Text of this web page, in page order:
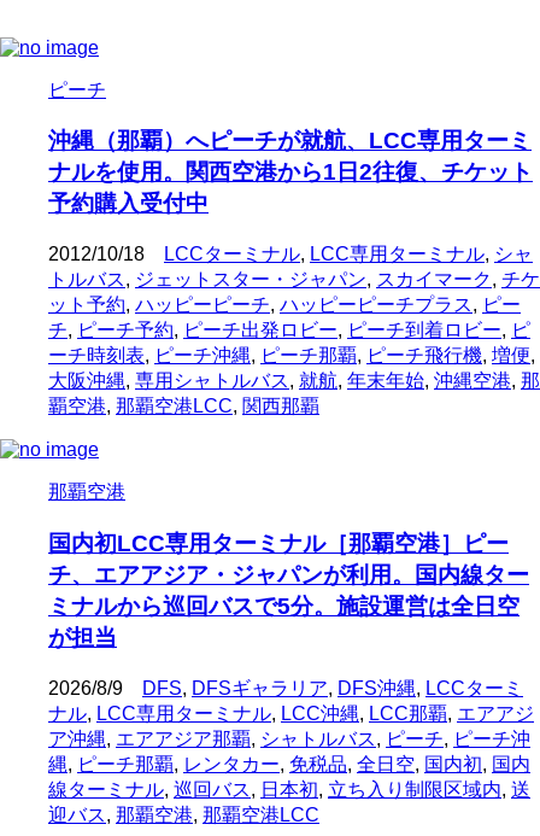
ピーチ
沖縄（那覇）へピーチが就航、LCC専用ターミ
ナルを使用。関西空港から1日2往復、チケット
予約購入受付中
2012/10/18 LCCターミナル, LCC専用ターミナル, シャ
トルバス, ジェットスター・ジャパン, スカイマーク, チケ
ット予約, ハッピーピーチ, ハッピーピーチプラス, ピー
チ, ピーチ予約, ピーチ出発ロビー, ピーチ到着ロビー, ピ
ーチ時刻表, ピーチ沖縄, ピーチ那覇, ピーチ飛行機, 増便,
大阪沖縄, 専用シャトルバス, 就航, 年末年始, 沖縄空港, 那
覇空港, 那覇空港LCC, 関西那覇
那覇空港
国内初LCC専用ターミナル［那覇空港］ピー
チ、エアアジア・ジャパンが利用。国内線ター
ミナルから巡回バスで5分。施設運営は全日空
が担当
2026/8/9 DFS, DFSギャラリア, DFS沖縄, LCCターミ
ナル, LCC専用ターミナル, LCC沖縄, LCC那覇, エアアジ
ア沖縄, エアアジア那覇, シャトルバス, ピーチ, ピーチ沖
縄, ピーチ那覇, レンタカー, 免税品, 全日空, 国内初, 国内
線ターミナル, 巡回バス, 日本初, 立ち入り制限区域内, 送
迎バス, 那覇空港, 那覇空港LCC